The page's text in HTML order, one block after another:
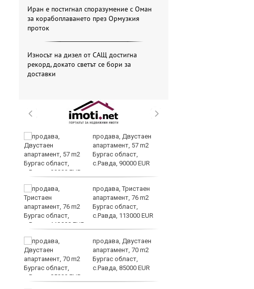
Иран е постигнал споразумение с Оман
за корабоплаването през Ормузкия
проток
Износът на дизел от САЩ достигна
рекорд, докато светът се бори за
доставки
продава, Двустаен
апартамент, 57 m2
Бургас област,
с.Равда, 90000 EUR
продава, Тристаен
апартамент, 76 m2
Бургас област,
с.Равда, 113000 EUR
продава, Двустаен
апартамент, 70 m2
Бургас област,
с.Равда, 85000 EUR